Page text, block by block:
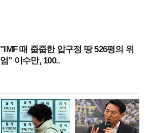
"IMF 때 줍줍한 압구정 땅 526평의 위
엄" 이수만, 100..